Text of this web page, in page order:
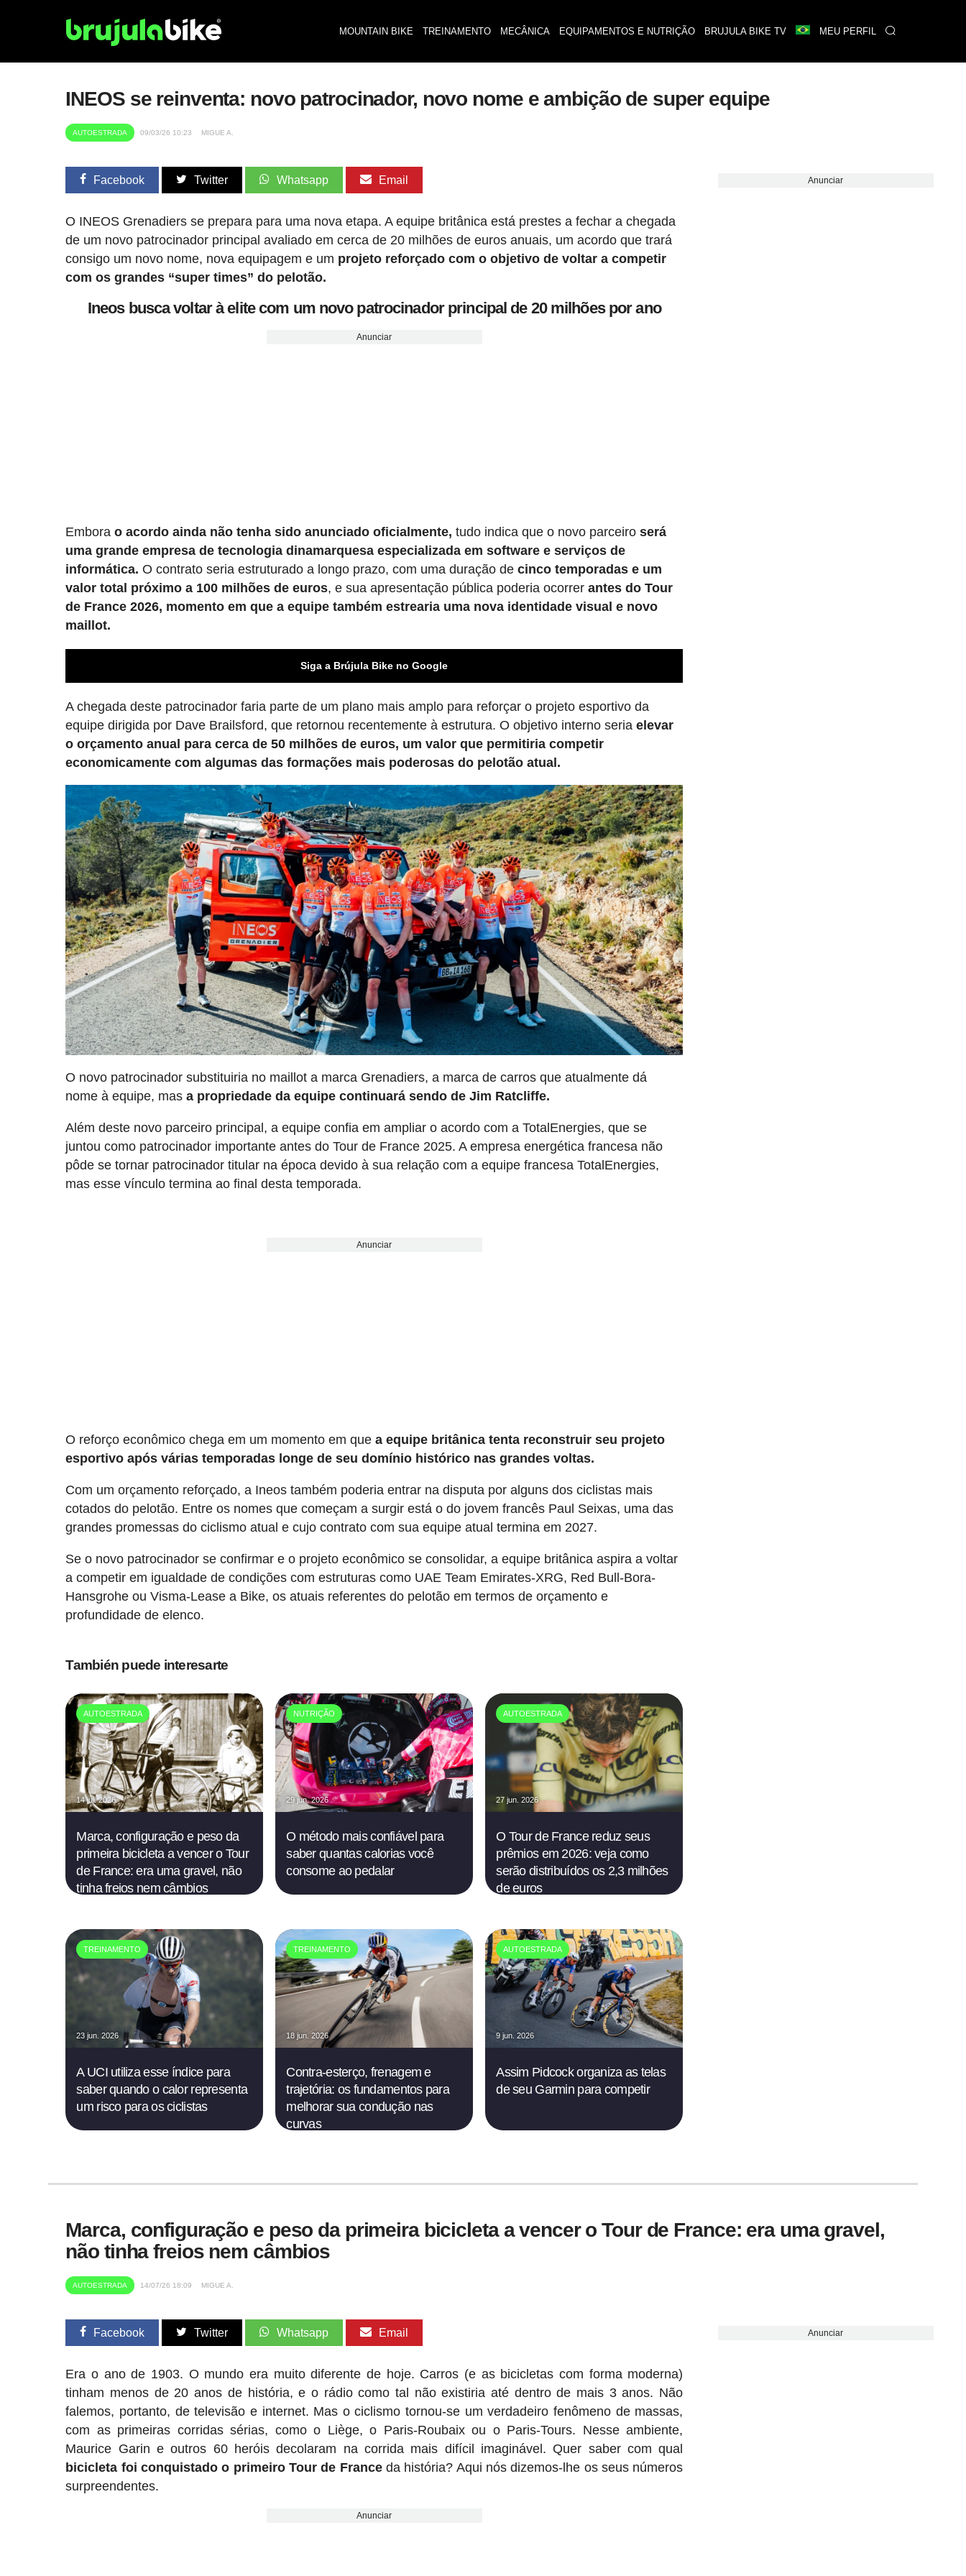
MOUNTAIN BIKE TREINAMENTO MECÂNICA EQUIPAMENTOS E NUTRIÇÃO BRUJULA BIKE TV MEU PERFIL
INEOS se reinventa: novo patrocinador, novo nome e ambição de super equipe
AUTOESTRADA 09/03/26 10:23 MIGUE A.
Facebook Twitter Whatsapp Email
O INEOS Grenadiers se prepara para uma nova etapa. A equipe britânica está prestes a fechar a chegada
de um novo patrocinador principal avaliado em cerca de 20 milhões de euros anuais, um acordo que trará
consigo um novo nome, nova equipagem e um projeto reforçado com o objetivo de voltar a competir
com os grandes “super times” do pelotão.
Ineos busca voltar à elite com um novo patrocinador principal de 20 milhões por ano
Anunciar
Emborao acordo ainda não tenha sido anunciado oficialmente, tudo indica que o novo parceiroserá
uma grande empresa de tecnologia dinamarquesa especializada em software e serviços de
informática. O contrato seria estruturado a longo prazo, com uma duração decinco temporadas e um
valor total próximo a 100 milhões de euros, e sua apresentação pública poderia ocorrerantes do Tour
de France 2026, momento em que a equipe também estrearia uma nova identidade visual e novo
maillot.
Siga a Brújula Bike no Google
A chegada deste patrocinador faria parte de um plano mais amplo para reforçar o projeto esportivo da
equipe dirigida por Dave Brailsford, que retornou recentemente à estrutura. O objetivo interno seriaelevar
o orçamento anual para cerca de 50 milhões de euros, um valor que permitiria competir
economicamente com algumas das formações mais poderosas do pelotão atual.
O novo patrocinador substituiria no maillot a marca Grenadiers, a marca de carros que atualmente dá
nome à equipe, masa propriedade da equipe continuará sendo de Jim Ratcliffe.
Além deste novo parceiro principal, a equipe confia em ampliar o acordo com a TotalEnergies, que se
juntou como patrocinador importante antes do Tour de France 2025. A empresa energética francesa não
pôde se tornar patrocinador titular na época devido à sua relação com a equipe francesa TotalEnergies,
mas esse vínculo termina ao final desta temporada.
Anunciar
O reforço econômico chega em um momento em quea equipe britânica tenta reconstruir seu projeto
esportivo após várias temporadas longe de seu domínio histórico nas grandes voltas.
Com um orçamento reforçado, a Ineos também poderia entrar na disputa por alguns dos ciclistas mais
cotados do pelotão. Entre os nomes que começam a surgir está o do jovem francês Paul Seixas, uma das
grandes promessas do ciclismo atual e cujo contrato com sua equipe atual termina em 2027.
Se o novo patrocinador se confirmar e o projeto econômico se consolidar, a equipe britânica aspira a voltar
a competir em igualdade de condições com estruturas como UAE Team Emirates-XRG, Red Bull-Bora-
Hansgrohe ou Visma-Lease a Bike, os atuais referentes do pelotão em termos de orçamento e
profundidade de elenco.
También puede interesarte
AUTOESTRADA
14 jul. 2026
Marca, configuração e peso da
primeira bicicleta a vencer o Tour
de France: era uma gravel, não
tinha freios nem câmbios
NUTRIÇÃO
29 jun. 2026
O método mais confiável para
saber quantas calorias você
consome ao pedalar
AUTOESTRADA
27 jun. 2026
O Tour de France reduz seus
prêmios em 2026: veja como
serão distribuídos os 2,3 milhões
de euros
TREINAMENTO
23 jun. 2026
A UCI utiliza esse índice para
saber quando o calor representa
um risco para os ciclistas
TREINAMENTO
18 jun. 2026
Contra-esterço, frenagem e
trajetória: os fundamentos para
melhorar sua condução nas
curvas
AUTOESTRADA
9 jun. 2026
Assim Pidcock organiza as telas
de seu Garmin para competir
Anunciar
Marca, configuração e peso da primeira bicicleta a vencer o Tour de France: era uma gravel,
não tinha freios nem câmbios
AUTOESTRADA 14/07/26 18:09 MIGUE A.
Facebook Twitter Whatsapp Email
Era o ano de 1903. O mundo era muito diferente de hoje. Carros (e as bicicletas com forma moderna)
tinham menos de 20 anos de história, e o rádio como tal não existiria até dentro de mais 3 anos. Não
falemos, portanto, de televisão e internet. Mas o ciclismo tornou-se um verdadeiro fenômeno de massas,
com as primeiras corridas sérias, como o Liège, o Paris-Roubaix ou o Paris-Tours. Nesse ambiente,
Maurice Garin e outros 60 heróis decolaram na corrida mais difícil imaginável. Quer saber com qual
bicicleta foi conquistado o primeiro Tour de Franceda história? Aqui nós dizemos-lhe os seus números
surpreendentes.
Anunciar
Anunciar